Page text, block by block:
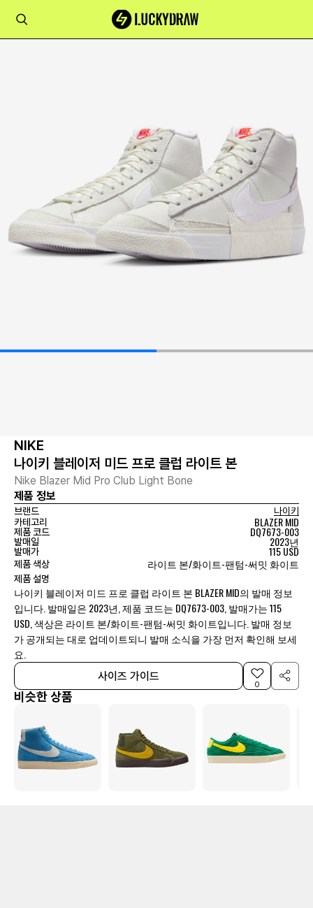
NIKE
나이키 블레이저 미드 프로 클럽 라이트 본
Nike Blazer Mid Pro Club Light Bone
제품 정보
브랜드
나이키
카테고리
BLAZER MID
제품 코드 DQ7673-003
발매일 2023년
발매가 115 USD
제품 색상 라이트 본/화이트-팬텀-써밋 화이트
제품 설명
나이키 블레이저 미드 프로 클럽 라이트 본 BLAZER MID의 발매 정보
입니다. 발매일은 2023년, 제품 코드는 DQ7673-003, 발매가는 115
USD, 색상은 라이트 본/화이트-팬텀-써밋 화이트입니다. 발매 정보
가 공개되는 대로 업데이트되니 발매 소식을 가장 먼저 확인해 보세
요.
사이즈 가이드
0
비슷한 상품